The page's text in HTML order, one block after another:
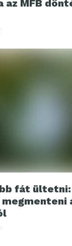
az MFB
fát ültetni: